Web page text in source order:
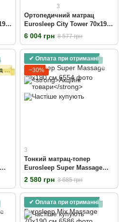
3
Ортопедичний матрац
Eurosleep City Tower 70х190
см
6 004 грн 8 577 грн
Безкоштовна доставка від 15000 грн
✔ Оплата при отриманні
−30%
3
Тонкий матрац-топер
Eurosleep Super Massage
70x190 см
2 580 грн 3 685 грн
✔ Оплата при отриманні